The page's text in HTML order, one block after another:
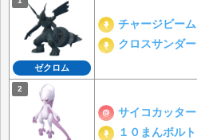
ゼクロム
チャージビーム
クロスサンダー
サイコカッター
１０まんボルト